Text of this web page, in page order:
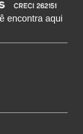
encontra aqui